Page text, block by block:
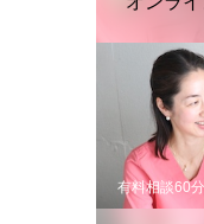
有料相談60分